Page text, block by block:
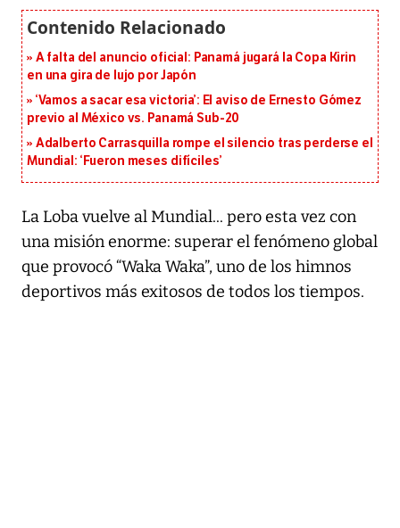
A falta del anuncio oficial: Panamá jugará la Copa Kirin
en una gira de lujo por Japón
‘Vamos a sacar esa victoria’: El aviso de Ernesto Gómez
previo al México vs. Panamá Sub-20
Adalberto Carrasquilla rompe el silencio tras perderse el
Mundial: ‘Fueron meses difíciles’
La Loba vuelve al Mundial... pero esta vez con
una misión enorme: superar el fenómeno global
que provocó “Waka Waka”, uno de los himnos
deportivos más exitosos de todos los tiempos.